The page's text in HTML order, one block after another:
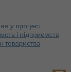
у процесі
і підприємств
товариства